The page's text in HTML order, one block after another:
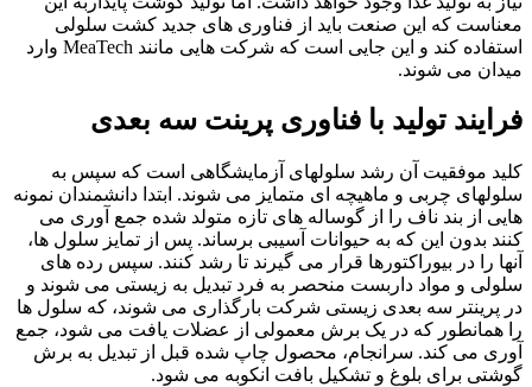
معناست که این صنعت باید از فناوری های جدید کشت سلولی
استفاده کند و این جایی است که شرکت هایی مانند MeaTech وارد
میدان می شوند.
فرایند تولید با فناوری پرینت سه بعدی
کلید موفقیت آن رشد سلولهای آزمایشگاهی است که سپس به
سلولهای چربی و ماهیچه ای متمایز می شوند. ابتدا دانشمندان نمونه
هایی از بند ناف را از گوساله های تازه متولد شده جمع آوری می
کنند بدون این که به حیوانات آسیبی برساند. پس از تمایز سلول ها،
آنها را در بیوراکتورها قرار می گیرند تا رشد کنند. سپس رده های
سلولی و مواد داربست منحصر به فرد تبدیل به زیستی می شوند و
در پرینتر سه بعدی زیستی شرکت بارگذاری می شوند، که سلول ها
را همانطور که در یک برش معمولی از عضلات یافت می شود، جمع
آوری می کند. سرانجام، محصول چاپ شده قبل از تبدیل به برش
گوشتی برای بلوغ و تشکیل بافت انکوبه می شود.